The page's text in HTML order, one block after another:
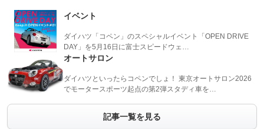
イベント
ダイハツ「コペン」のスペシャルイベント「OPEN DRIVE
DAY」を5月16日に富士スピードウェ…
オートサロン
ダイハツといったらコペンでしょ！ 東京オートサロン2026
でモータースポーツ起点の第2弾スタディ車を…
記事一覧を見る